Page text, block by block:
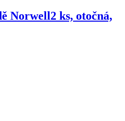
Norwell2 ks, otočná,